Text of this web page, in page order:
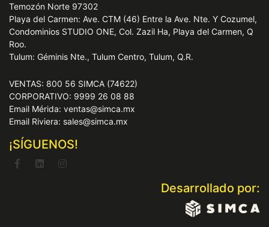
Temozón Norte 97302
Playa del Carmen: Ave. CTM (46) Entre la Ave. Nte. Y Cozumel,
Condominios STUDIO ONE, Col. Zazil Ha, Playa del Carmen, Q
Roo.
Tulum: Géminis Nte., Tulum Centro, Tulum, Q.R.
VENTAS: 800 56 SIMCA (74622)
CORPORATIVO: 9999 26 08 88
Email Mérida: ventas@simca.mx
Email Riviera: sales@simca.mx
¡SÍGUENOS!
Desarrollado por: